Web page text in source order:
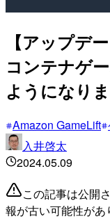
【アップデ
コンテナゲ
ようになり
Amazon GameLift
入井啓太
2024.05.09
この記事は公開
報が古い可能性があ